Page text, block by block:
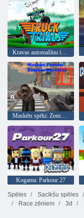
Maskēts spēki: Zombie Survival
Kogama: Parkour 27
Spēles
Sacīkšu spēles
Race zēniem
3d